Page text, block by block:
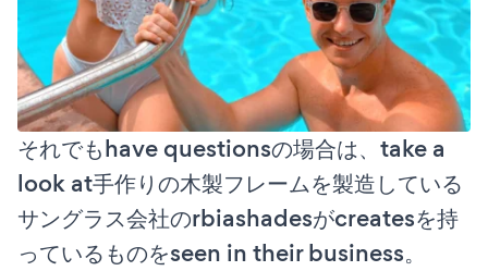
それでもhave questionsの場合は、take a
look at手作りの木製フレームを製造している
サングラス会社のrbiashadesがcreatesを持
っているものをseen in their business。